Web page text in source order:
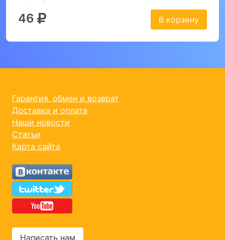
46 В корзину
Гарантия, обмен и возврат
Доставка и оплата
Наши новости
Статьи
Карта сайта
Написать нам